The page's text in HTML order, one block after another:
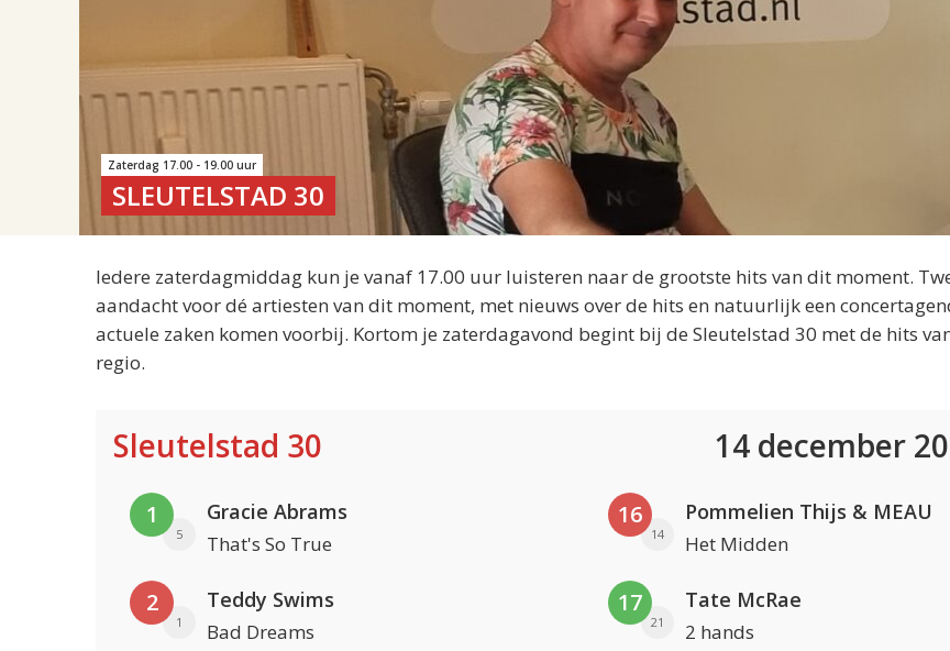
Zaterdag 17.00 - 19.00 uur
SLEUTELSTAD 30
Iedere zaterdagmiddag kun je vanaf 17.00 uur luisteren naar de grootste hits van dit moment.
aandacht voor dé artiesten van dit moment, met nieuws over de hits en natuurlijk een
actuele zaken komen voorbij. Kortom je zaterdagavond begint bij de Sleutelstad 30 met de hits
regio.
Sleutelstad 30 14 december
1
5
Gracie Abrams
That's So True
2
1
Teddy Swims
Bad Dreams
16
14
Pommelien Thijs & MEAU
Het Midden
17
21
Tate McRae
2 hands